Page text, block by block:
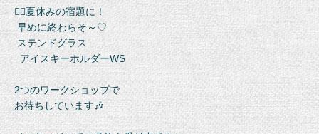
❁⃘夏休みの宿題に！
早めに終わらそ～♡
ステンドグラス
アイスキーホルダーWS
2つのワークショップで
お待ちしています🎶